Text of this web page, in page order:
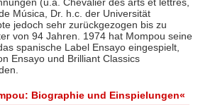
Música, Dr. h.c. der Universität
jedoch sehr zurückgezogen bis zu
von 94 Jahren. 1974 hat Mompou seine
spanische Label Ensayo eingespielt,
Ensayo und Brilliant Classics
Biographie und Einspielungen«